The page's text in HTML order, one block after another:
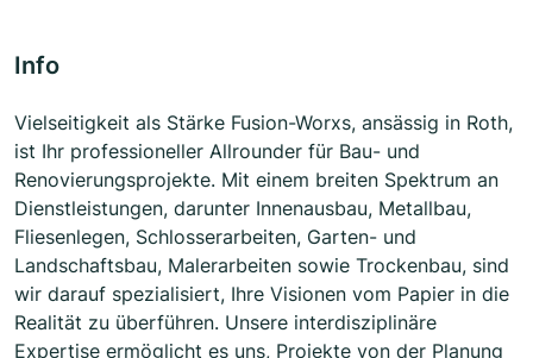
Info
Vielseitigkeit als Stärke Fusion-Worxs, ansässig in Roth,
ist Ihr professioneller Allrounder für Bau- und
Renovierungsprojekte. Mit einem breiten Spektrum an
Dienstleistungen, darunter Innenausbau, Metallbau,
Fliesenlegen, Schlosserarbeiten, Garten- und
Landschaftsbau, Malerarbeiten sowie Trockenbau, sind
wir darauf spezialisiert, Ihre Visionen vom Papier in die
Realität zu überführen. Unsere interdisziplinäre
Expertise ermöglicht es uns, Projekte von der Planung